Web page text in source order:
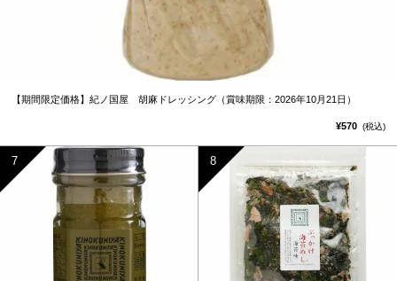
【期間限定価格】紀ノ国屋 胡麻ドレッシング（賞味期限：2026年10月21日）
¥570 (税込)